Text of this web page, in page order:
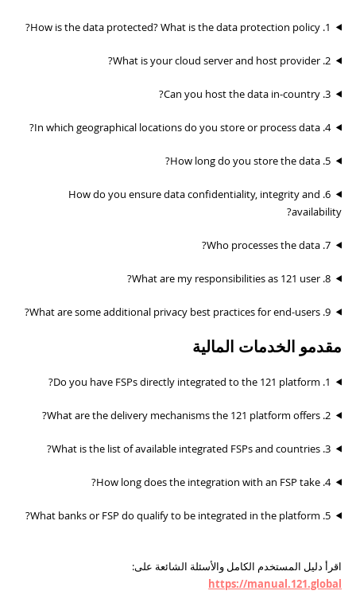
1. How is the data protected? What is the data protection policy?
2. What is your cloud server and host provider?
3. Can you host the data in-country?
4. In which geographical locations do you store or process data?
5. How long do you store the data?
6. How do you ensure data confidentiality, integrity and
availability?
7. Who processes the data?
8. What are my responsibilities as 121 user?
9. What are some additional privacy best practices for end-users?
مقدمو الخدمات المالية
1. Do you have FSPs directly integrated to the 121 platform?
2. What are the delivery mechanisms the 121 platform offers?
3. What is the list of available integrated FSPs and countries?
4. How long does the integration with an FSP take?
5. What banks or FSP do qualify to be integrated in the platform?
اقرأ دليل المستخدم الكامل والأسئلة الشائعة على:
https://manual.121.global